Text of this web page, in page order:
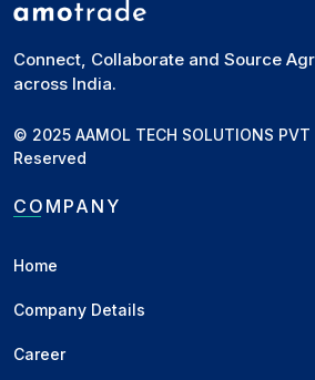
218.5 यूरो (227.11 डॉलर) प्रति
CBOT (शिकागो बोर्ड ऑफ ट्रेड)
:
गेहूं की कीमत 1.2% गिरकर $5.62-3/
रूस-यूक्रेन संघर्ष का असर
हाइपरसोनिक बैलिस्टिक मिसाइल दागी। यह
किया गया। एक व्यापारी ने कहा, "तनाव बढ़
अनिश्चितता को पसंद नहीं करता, खासकर जब
Connect, Collaborate and Source
across India.
© 2025 AAMOL TECH SOLUTIONS
Reserved
COMPANY
Home
Company Details
Career